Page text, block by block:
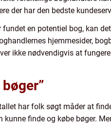
der har den bedste
en potentiel bog, kan
hjemmesider,
ikke nødvendigvis at
har folk søgt måder at
finde og købe bøger.